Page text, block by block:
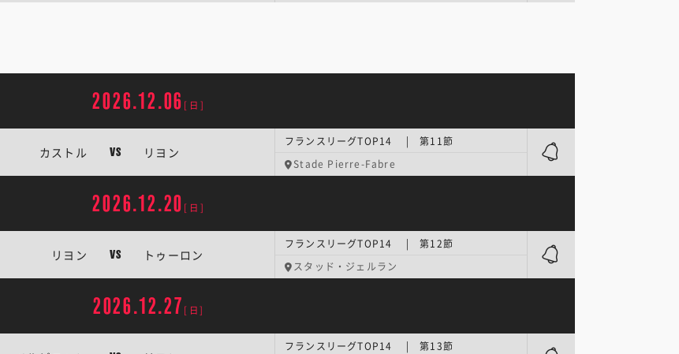
2026.12.06 [日]
カストル VS リヨン
フランスリーグTOP14 | 第11節
Stade Pierre-Fabre
2026.12.20 [日]
リヨン VS トゥーロン
フランスリーグTOP14 | 第12節
スタッド・ジェルラン
2026.12.27 [日]
フランスリーグTOP14 | 第13節